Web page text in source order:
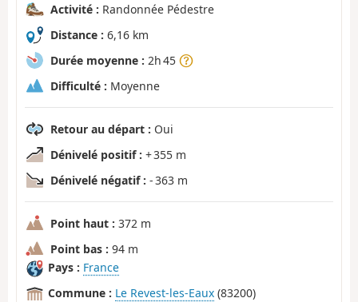
Activité : Randonnée Pédestre
Distance : 6,16 km
Durée moyenne : 2h 45
Difficulté : Moyenne
Retour au départ : Oui
Dénivelé positif : + 355 m
Dénivelé négatif : - 363 m
Point haut : 372 m
Point bas : 94 m
Pays : France
Commune : Le Revest-les-Eaux (83200)